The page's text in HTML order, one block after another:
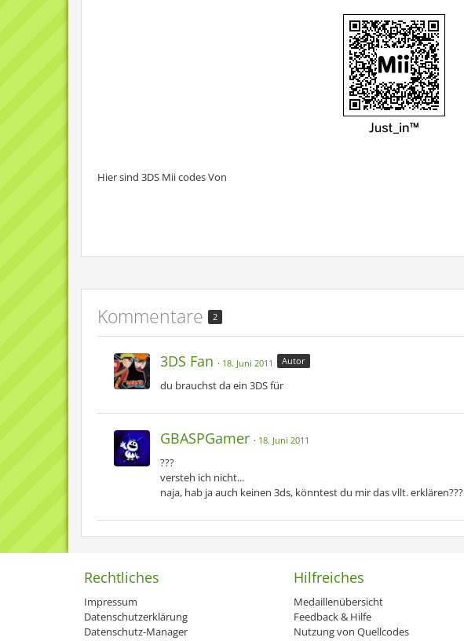
Hier sind 3DS Mii codes Von
Kommentare 2
3DS Fan 18. Juni 2011 Autor
du brauchst da ein 3DS für
GBASPGamer 18. Juni 2011
???
versteh ich nicht...
naja, hab ja auch keinen 3ds, könntest du mir das vllt. erklären???
Rechtliches
Impressum
Datenschutzerklärung
Datenschutz-Manager
Hilfreiches
Medaillenübersicht
Feedback & Hilfe
Nutzung von Quellcodes